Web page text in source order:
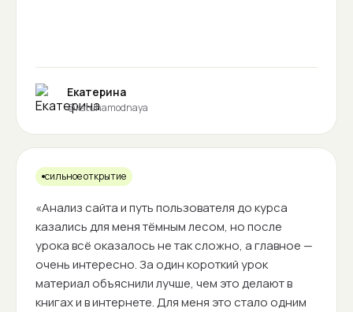
Екатерина
@katuhamodnaya
сильное открытие
«Анализ сайта и путь пользователя до курса
казались для меня тёмным лесом, но после
урока всё оказалось не так сложно, а главное —
очень интересно. За один короткий урок
материал объяснили лучше, чем это делают в
книгах и в интернете. Для меня это стало одним